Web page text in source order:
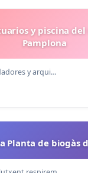
y piscina del
Pamplona
y arqui…
Planta de biogàs